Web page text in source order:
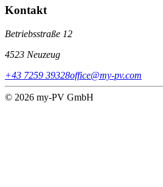
Kontakt
Betriebsstraße 12
4523 Neuzeug
+43 7259 39328office@my-pv.com
© 2026 my-PV GmbH